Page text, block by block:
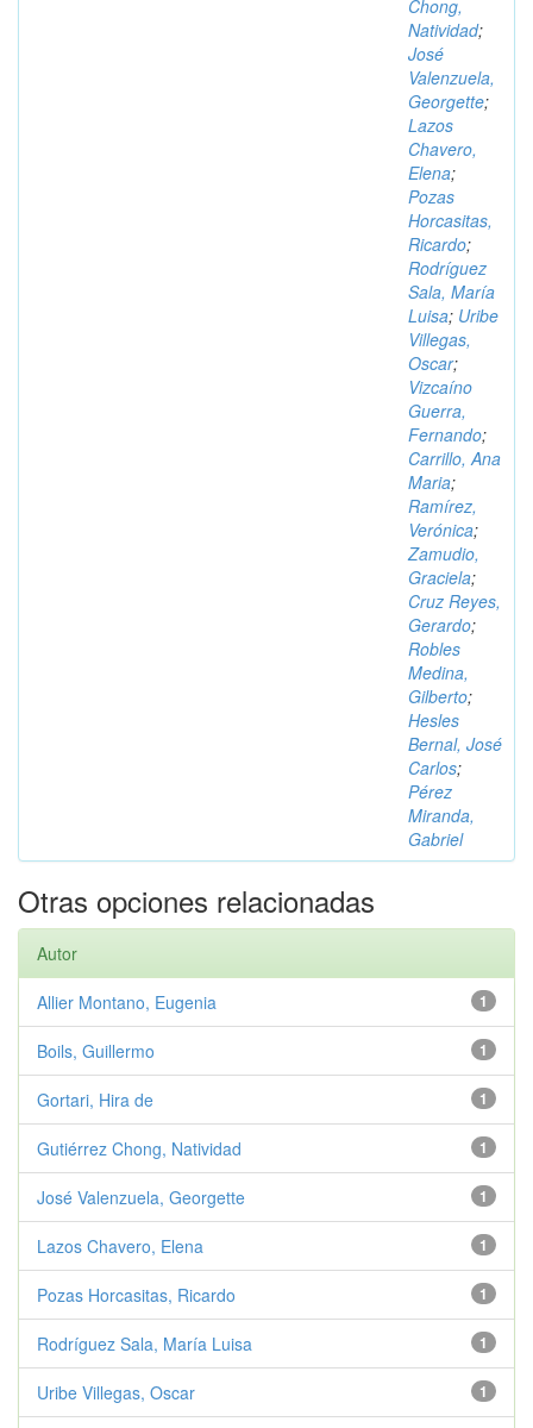
Chong,
Natividad;
José
Valenzuela,
Georgette;
Lazos
Chavero,
Elena;
Pozas
Horcasitas,
Ricardo;
Rodríguez
Sala, María
Luisa; Uribe
Villegas,
Oscar;
Vizcaíno
Guerra,
Fernando;
Carrillo, Ana
Maria;
Ramírez,
Verónica;
Zamudio,
Graciela;
Cruz Reyes,
Gerardo;
Robles
Medina,
Gilberto;
Hesles
Bernal, José
Carlos;
Pérez
Miranda,
Gabriel
Otras opciones relacionadas
Autor
1
Allier Montano, Eugenia
1
Boils, Guillermo
1
Gortari, Hira de
1
Gutiérrez Chong, Natividad
1
José Valenzuela, Georgette
1
Lazos Chavero, Elena
1
Pozas Horcasitas, Ricardo
1
Rodríguez Sala, María Luisa
1
Uribe Villegas, Oscar